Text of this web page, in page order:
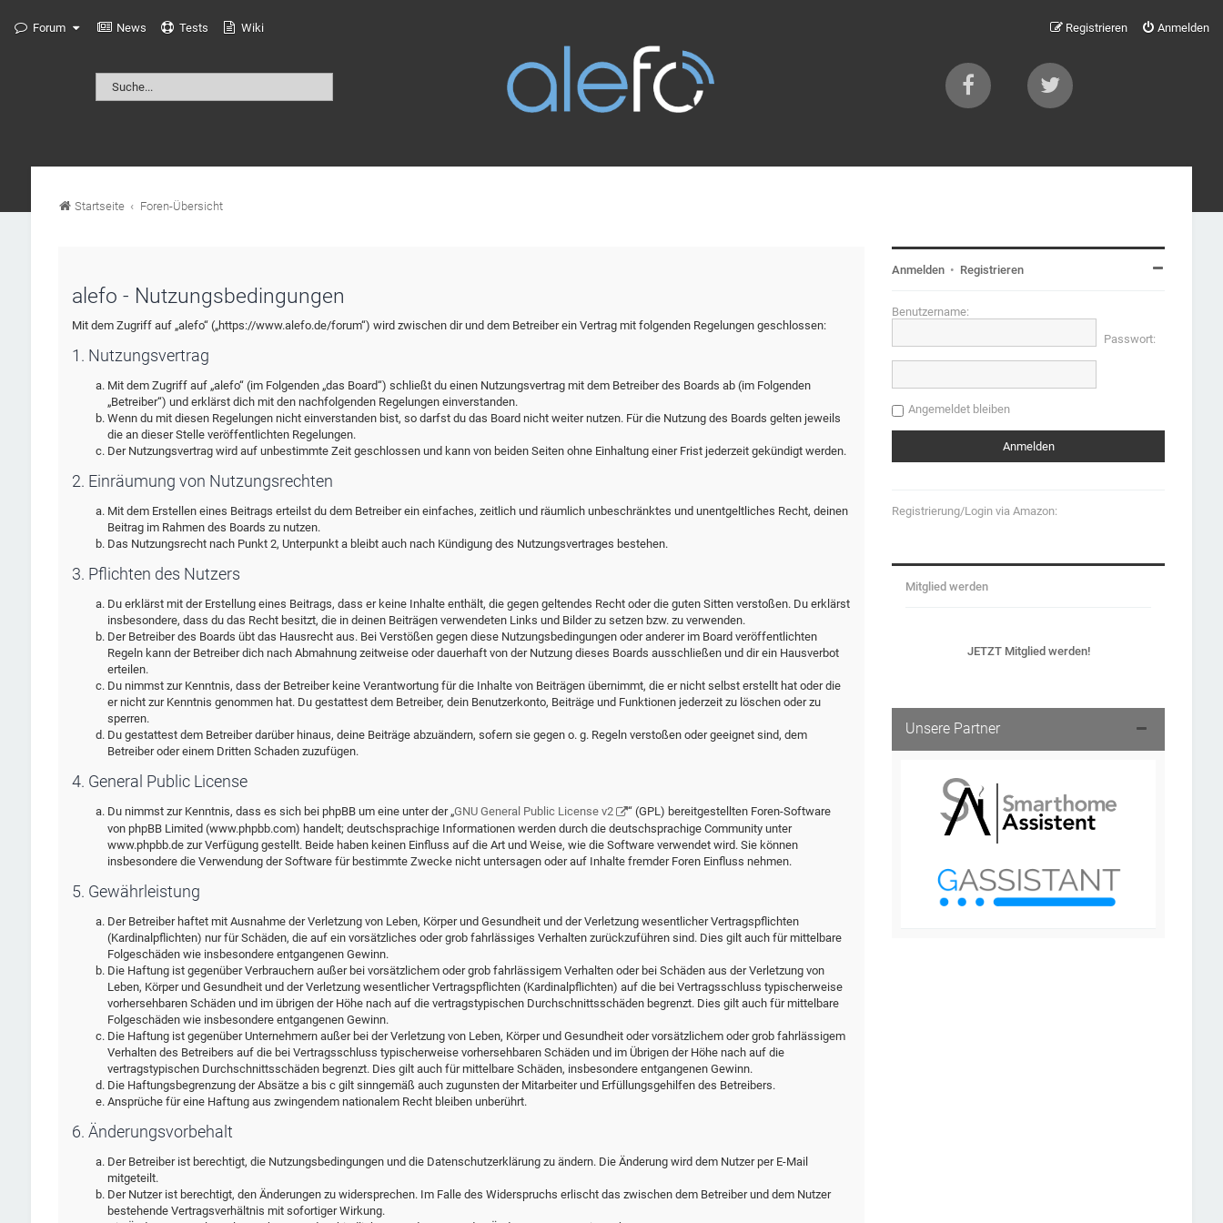
Forum News Tests Wiki Anmelden
Registrieren
Startseite Foren-Übersicht
alefo - Nutzungsbedingungen
Mit dem Zugriff auf „alefo“ („https://www.alefo.de/forum“) wird zwischen dir und dem Betreiber ein Vertrag mit folgenden Regelungen geschlossen:
1. Nutzungsvertrag
Mit dem Zugriff auf „alefo“ (im Folgenden „das Board“) schließt du einen Nutzungsvertrag mit dem Betreiber des Boards ab (im Folgenden
„Betreiber“) und erklärst dich mit den nachfolgenden Regelungen einverstanden.
Wenn du mit diesen Regelungen nicht einverstanden bist, so darfst du das Board nicht weiter nutzen. Für die Nutzung des Boards gelten jeweils
die an dieser Stelle veröffentlichten Regelungen.
Der Nutzungsvertrag wird auf unbestimmte Zeit geschlossen und kann von beiden Seiten ohne Einhaltung einer Frist jederzeit gekündigt werden.
2. Einräumung von Nutzungsrechten
Mit dem Erstellen eines Beitrags erteilst du dem Betreiber ein einfaches, zeitlich und räumlich unbeschränktes und unentgeltliches Recht, deinen
Beitrag im Rahmen des Boards zu nutzen.
Das Nutzungsrecht nach Punkt 2, Unterpunkt a bleibt auch nach Kündigung des Nutzungsvertrages bestehen.
3. Pflichten des Nutzers
Du erklärst mit der Erstellung eines Beitrags, dass er keine Inhalte enthält, die gegen geltendes Recht oder die guten Sitten verstoßen. Du erklärst
insbesondere, dass du das Recht besitzt, die in deinen Beiträgen verwendeten Links und Bilder zu setzen bzw. zu verwenden.
Der Betreiber des Boards übt das Hausrecht aus. Bei Verstößen gegen diese Nutzungsbedingungen oder anderer im Board veröffentlichten
Regeln kann der Betreiber dich nach Abmahnung zeitweise oder dauerhaft von der Nutzung dieses Boards ausschließen und dir ein Hausverbot
erteilen.
Du nimmst zur Kenntnis, dass der Betreiber keine Verantwortung für die Inhalte von Beiträgen übernimmt, die er nicht selbst erstellt hat oder die
er nicht zur Kenntnis genommen hat. Du gestattest dem Betreiber, dein Benutzerkonto, Beiträge und Funktionen jederzeit zu löschen oder zu
sperren.
Du gestattest dem Betreiber darüber hinaus, deine Beiträge abzuändern, sofern sie gegen o. g. Regeln verstoßen oder geeignet sind, dem
Betreiber oder einem Dritten Schaden zuzufügen.
4. General Public License
Du nimmst zur Kenntnis, dass es sich bei phpBB um eine unter der „GNU General Public License v2
“ (GPL) bereitgestellten Foren-Software
von phpBB Limited (www.phpbb.com) handelt; deutschsprachige Informationen werden durch die deutschsprachige Community unter
www.phpbb.de zur Verfügung gestellt. Beide haben keinen Einfluss auf die Art und Weise, wie die Software verwendet wird. Sie können
insbesondere die Verwendung der Software für bestimmte Zwecke nicht untersagen oder auf Inhalte fremder Foren Einfluss nehmen.
5. Gewährleistung
Der Betreiber haftet mit Ausnahme der Verletzung von Leben, Körper und Gesundheit und der Verletzung wesentlicher Vertragspflichten
(Kardinalpflichten) nur für Schäden, die auf ein vorsätzliches oder grob fahrlässiges Verhalten zurückzuführen sind. Dies gilt auch für mittelbare
Folgeschäden wie insbesondere entgangenen Gewinn.
Die Haftung ist gegenüber Verbrauchern außer bei vorsätzlichem oder grob fahrlässigem Verhalten oder bei Schäden aus der Verletzung von
Leben, Körper und Gesundheit und der Verletzung wesentlicher Vertragspflichten (Kardinalpflichten) auf die bei Vertragsschluss typischerweise
vorhersehbaren Schäden und im übrigen der Höhe nach auf die vertragstypischen Durchschnittsschäden begrenzt. Dies gilt auch für mittelbare
Folgeschäden wie insbesondere entgangenen Gewinn.
Die Haftung ist gegenüber Unternehmern außer bei der Verletzung von Leben, Körper und Gesundheit oder vorsätzlichem oder grob fahrlässigem
Verhalten des Betreibers auf die bei Vertragsschluss typischerweise vorhersehbaren Schäden und im Übrigen der Höhe nach auf die
vertragstypischen Durchschnittsschäden begrenzt. Dies gilt auch für mittelbare Schäden, insbesondere entgangenen Gewinn.
Die Haftungsbegrenzung der Absätze a bis c gilt sinngemäß auch zugunsten der Mitarbeiter und Erfüllungsgehilfen des Betreibers.
Ansprüche für eine Haftung aus zwingendem nationalem Recht bleiben unberührt.
6. Änderungsvorbehalt
Der Betreiber ist berechtigt, die Nutzungsbedingungen und die Datenschutzerklärung zu ändern. Die Änderung wird dem Nutzer per E-Mail
mitgeteilt.
Der Nutzer ist berechtigt, den Änderungen zu widersprechen. Im Falle des Widerspruchs erlischt das zwischen dem Betreiber und dem Nutzer
bestehende Vertragsverhältnis mit sofortiger Wirkung.
Anmelden • Registrieren
Benutzername:
Passwort:
Angemeldet bleiben
Registrierung/Login via Amazon:
Mitglied werden
JETZT Mitglied werden!
Unsere Partner